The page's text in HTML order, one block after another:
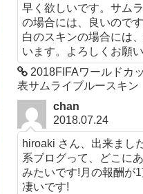
早く欲しいです。サム
の場合には、良いので
白のスキンの場合には
います。よろしくお願
2018FIFAワールドカ
表サムライブルースキン
chan
2018.07.24
hiroaki さん、出来まし
系ブログって、どこに
みたいです!月の報酬が1
凄いです!